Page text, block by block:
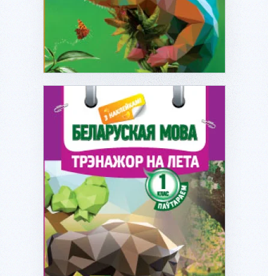
Подробнее...